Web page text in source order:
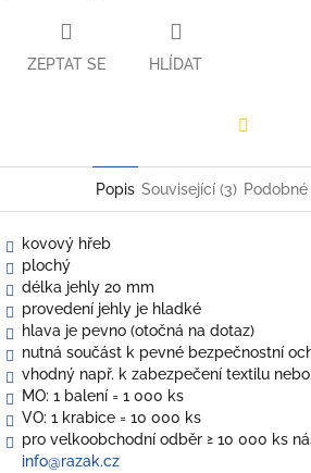
ZEPTAT SE HLÍDAT
Popis Související (3) Podobné
kovový hřeb
plochý
délka jehly 20 mm
provedení jehly je hladké
hlava je pevno (otočná na dotaz)
nutná součást k pevné bezpečnostní
vhodný např. k zabezpečení textilu
MO: 1 balení = 1 000 ks
VO: 1 krabice = 10 000 ks
pro velkoobchodní odběr ≥ 10 000 ks
info@razak.cz